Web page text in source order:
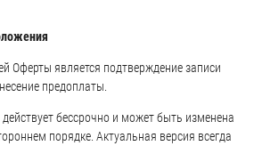
Оферты является подтверждение записи
предоплаты.
бессрочно и может быть изменена
порядке. Актуальная версия всегда